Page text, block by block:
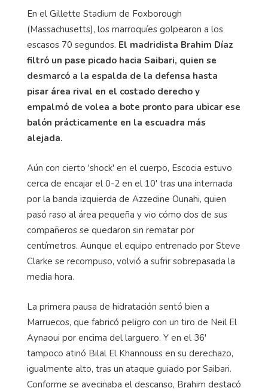
En el Gillette Stadium de Foxborough
(Massachusetts), los marroquíes golpearon a los
escasos 70 segundos. El madridista Brahim Díaz
filtró un pase picado hacia Saibari, quien se
desmarcó a la espalda de la defensa hasta
pisar área rival en el costado derecho y
empalmó de volea a bote pronto para ubicar ese
balón prácticamente en la escuadra más
alejada.
Aún con cierto 'shock' en el cuerpo, Escocia estuvo
cerca de encajar el 0-2 en el 10' tras una internada
por la banda izquierda de Azzedine Ounahi, quien
pasó raso al área pequeña y vio cómo dos de sus
compañeros se quedaron sin rematar por
centímetros. Aunque el equipo entrenado por Steve
Clarke se recompuso, volvió a sufrir sobrepasada la
media hora.
La primera pausa de hidratación sentó bien a
Marruecos, que fabricó peligro con un tiro de Neil El
Aynaoui por encima del larguero. Y en el 36'
tampoco atinó Bilal El Khannouss en su derechazo,
igualmente alto, tras un ataque guiado por Saibari.
Conforme se avecinaba el descanso, Brahim destacó